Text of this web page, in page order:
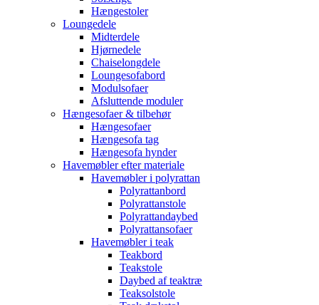
Hængestoler
Loungedele
Midterdele
Hjørnedele
Chaiselongdele
Loungesofabord
Modulsofaer
Afsluttende moduler
Hængesofaer & tilbehør
Hængesofaer
Hængesofa tag
Hængesofa hynder
Havemøbler efter materiale
Havemøbler i polyrattan
Polyrattanbord
Polyrattanstole
Polyrattandaybed
Polyrattansofaer
Havemøbler i teak
Teakbord
Teakstole
Daybed af teaktræ
Teaksolstole